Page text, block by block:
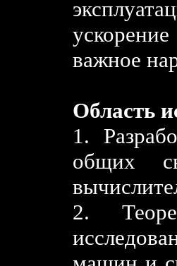
важное
Область
1.
общих
2.